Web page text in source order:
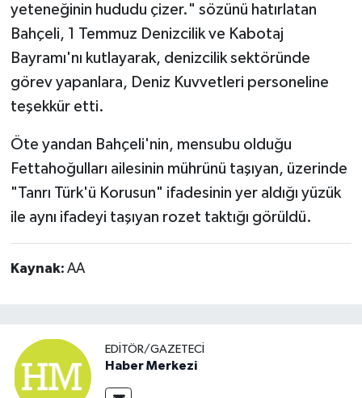
yeteneğinin hududu çizer." sözünü hatırlatan
Bahçeli, 1 Temmuz Denizcilik ve Kabotaj
Bayramı'nı kutlayarak, denizcilik sektöründe
görev yapanlara, Deniz Kuvvetleri personeline
teşekkür etti.
Öte yandan Bahçeli'nin, mensubu olduğu
Fettahoğulları ailesinin mührünü taşıyan, üzerinde
"Tanrı Türk'ü Korusun" ifadesinin yer aldığı yüzük
ile aynı ifadeyi taşıyan rozet taktığı görüldü.
Kaynak: AA
EDITÖR/GAZETECI
Haber Merkezi